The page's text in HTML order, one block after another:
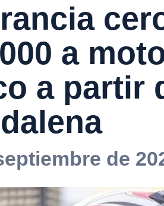
a
a partir
de